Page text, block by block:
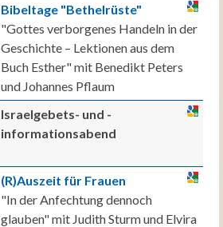
Bibeltage "Bethelrüste"
"Gottes verborgenes Handeln in der
Geschichte – Lektionen aus dem
Buch Esther" mit Benedikt Peters
und Johannes Pflaum
Israelgebets- und -
informationsabend
(R)Auszeit für Frauen
"In der Anfechtung dennoch
glauben" mit Judith Sturm und Elvira